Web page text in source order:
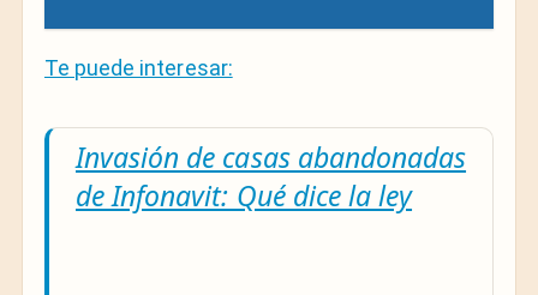
Te puede interesar:
Invasión de casas abandonadas
de Infonavit: Qué dice la ley